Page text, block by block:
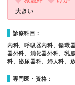
大きい
診療科目：
内科、呼吸器内科、循環
器外科、消化器外科、乳
科、泌尿器科、婦人科、
専門医・資格：